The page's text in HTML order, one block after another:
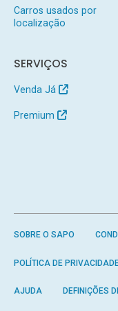
Carros usados por
localização
SERVIÇOS
Venda Já
Premium
SOBRE O SAPO
POLÍTICA DE
AJUDA DEFINIÇÕES